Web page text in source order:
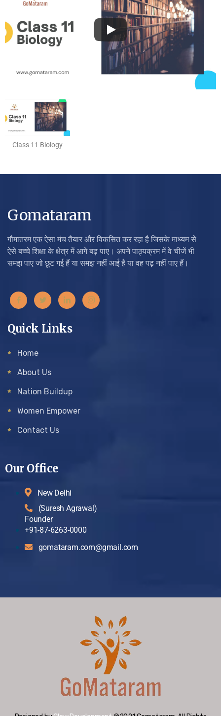
Class 11 Biology
Gomataram
गौमातरम एक ऐसा मंच तैयार और विकसित कर रहा है जिसके माध्यम से
ऐसे बच्चे शिक्षा के क्षेत्र में आगे बढ़ पाए। अपने पाठ्यक्रम में वे चीजें भी
समझ पाए जो छूट गई हैं या समझ नहीं आई है या वह पढ़ नहीं पाए हैं।
Quick Links
Home
About Us
Nation Buildup
Women Empower
Contact Us
Our Office
New Delhi
(Suresh Agrawal)
Founder
+91-87-6263-0000
gomataram.com@gmail.com